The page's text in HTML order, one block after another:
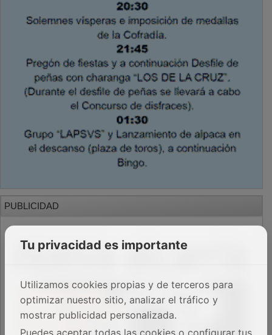
Tu privacidad es importante
Utilizamos cookies propias y de terceros para
optimizar nuestro sitio, analizar el tráfico y
mostrar publicidad personalizada.
Puedes aceptar todas las cookies o configurar tus